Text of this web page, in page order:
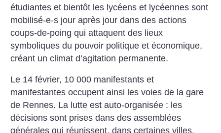
étudiantes et bientôt les lycéens et lycéennes sont
mobilisé-e-s jour après jour dans des actions
coups-de-poing qui attaquent des lieux
symboliques du pouvoir politique et économique,
créant un climat d’agitation permanente.
Le 14 février, 10 000 manifestants et
manifestantes occupent ainsi les voies de la gare
de Rennes. La lutte est auto-organisée : les
décisions sont prises dans des assemblées
générales qui réunissent, dans certaines villes,